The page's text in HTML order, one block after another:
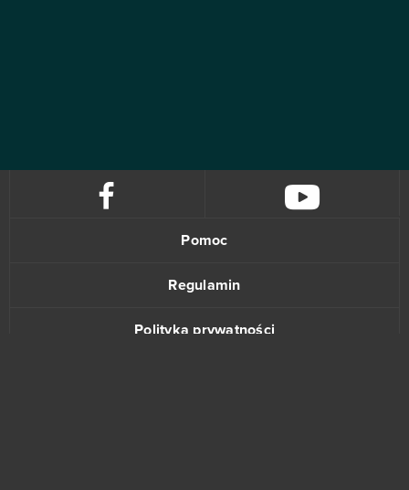
Pomoc
Regulamin
Polityka prywatności